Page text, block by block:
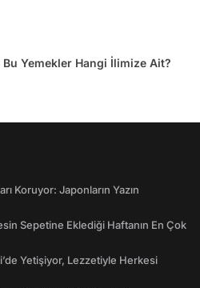
Yemekler Hangi İlimize Ait?
Koruyor: Japonların Yazın
Sepetine Eklediği Haftanın En Çok
Yetişiyor, Lezzetiyle Herkesi